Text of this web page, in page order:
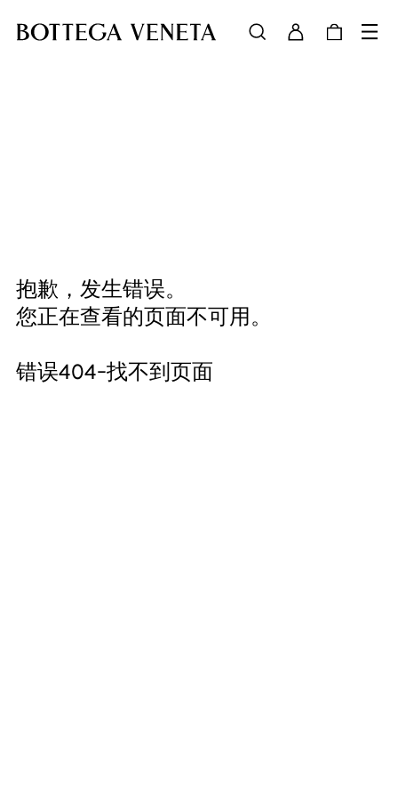
抱歉，发生错误。
您正在查看的页面不可用。
错误404-找不到页面